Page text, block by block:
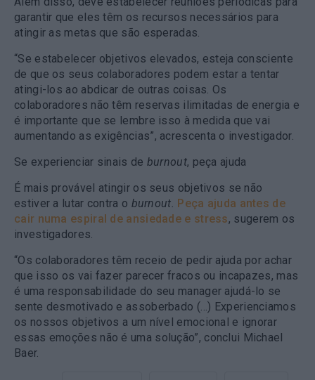
garantir que eles têm os recursos necessários para
atingir as metas que são esperadas.
“Se estabelecer objetivos elevados, esteja consciente
de que os seus colaboradores podem estar a tentar
atingi-los ao abdicar de outras coisas. Os
colaboradores não têm reservas ilimitadas de energia e
é importante que se lembre isso à medida que vai
aumentando as exigências”, acrescenta o investigador.
Se experienciar sinais de burnout, peça ajuda
É mais provável atingir os seus objetivos se não
estiver a lutar contra o burnout. Peça ajuda antes de
cair numa espiral de ansiedade e stress, sugerem os
investigadores.
“Os colaboradores têm receio de pedir ajuda por achar
que isso os vai fazer parecer fracos ou incapazes, mas
é uma responsabilidade do seu manager ajudá-lo se
sente desmotivado e assoberbado (…) Experienciamos
os nossos objetivos a um nível emocional e ignorar
essas emoções não é uma solução”, conclui Michael
Baer.